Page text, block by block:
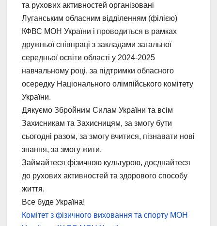
та рухових активностей організовані
Луганським обласним відділенням (філією)
КФВС МОН України і проводиться в рамках
дружньої співпраці з закладами загальної
середньої освіти області у 2024-2025
навчальному році, за підтримки обласного
осередку Національного олімпійського комітету
України.
Дякуємо Збройним Силам України та всім
Захисникам та Захисницям, за змогу бути
сьогодні разом, за змогу вчитися, пізнавати нові
знання, за змогу жити.
Займайтеся фізичною культурою, доєднайтеся
до рухових активностей та здорового способу
життя.
Все буде Україна!
Комітет з фізичного виховання та спорту МОН